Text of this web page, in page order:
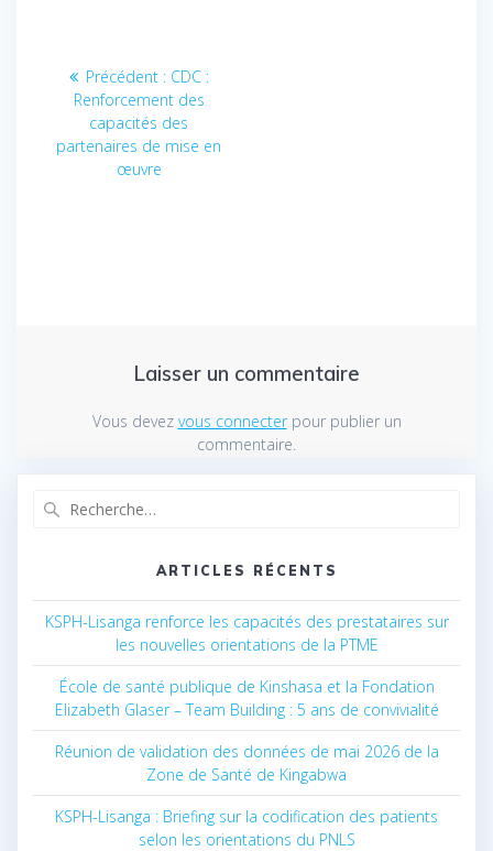
Navigation
l’article
Précédent : Article
précédent
:
CDC :
Renforcement des
capacités des
partenaires de mise en
œuvre
Laisser un commentaire
Vous devez vous connecterpour publier un
commentaire.
ARTICLES RÉCENTS
KSPH-Lisanga renforce les capacités des prestataires sur
les nouvelles orientations de la PTME
École de santé publique de Kinshasa et la Fondation
Elizabeth Glaser – Team Building : 5 ans de convivialité
Réunion de validation des données de mai 2026 de la
Zone de Santé de Kingabwa
KSPH-Lisanga : Briefing sur la codification des patients
selon les orientations du PNLS